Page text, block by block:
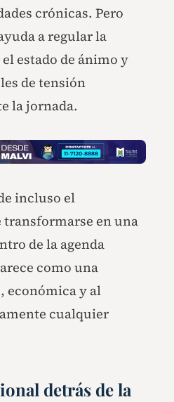
crónicas. Pero
a regular la
estado de ánimo y
de tensión
la jornada.
incluso el
en una
de la agenda
como una
económica y al
cualquier
detrás de la